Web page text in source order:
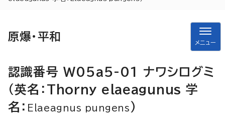
原爆・平和
メニュー
認識番号 W05a5-01 ナワシログミ
（英名： Thorny elaeagunus 学
名： Elaeagnus pungens ）